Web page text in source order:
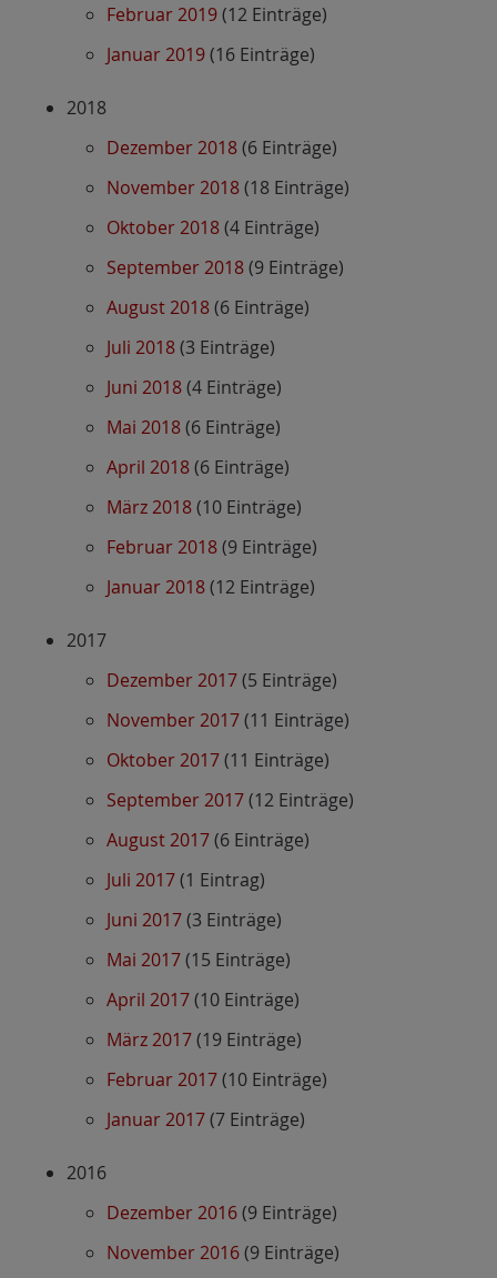
Februar 2019(12 Einträge)
Januar 2019(16 Einträge)
2018
Dezember 2018(6 Einträge)
November 2018(18 Einträge)
Oktober 2018(4 Einträge)
September 2018(9 Einträge)
August 2018(6 Einträge)
Juli 2018(3 Einträge)
Juni 2018(4 Einträge)
Mai 2018(6 Einträge)
April 2018(6 Einträge)
März 2018(10 Einträge)
Februar 2018(9 Einträge)
Januar 2018(12 Einträge)
2017
Dezember 2017(5 Einträge)
November 2017(11 Einträge)
Oktober 2017(11 Einträge)
September 2017(12 Einträge)
August 2017(6 Einträge)
Juli 2017(1 Eintrag)
Juni 2017(3 Einträge)
Mai 2017(15 Einträge)
April 2017(10 Einträge)
März 2017(19 Einträge)
Februar 2017(10 Einträge)
Januar 2017(7 Einträge)
2016
Dezember 2016(9 Einträge)
November 2016(9 Einträge)